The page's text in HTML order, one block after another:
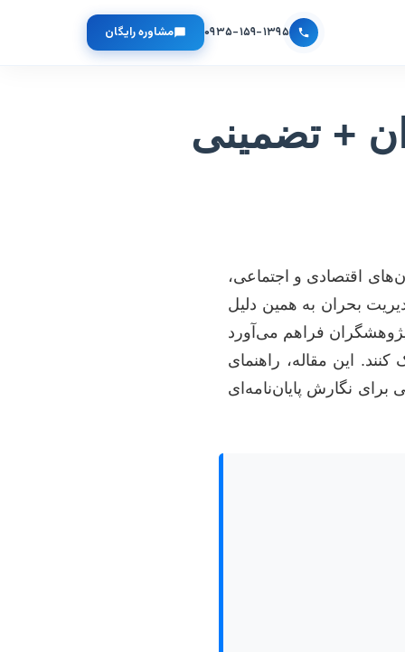
۰۹۳۵-۱۵۹-۱۳۹۵ مشاوره رایگان
+ تضمینی
اقتصادی و اجتماعی،
بحران به همین دلیل
فراهم می‌آورد
این مقاله، راهنمای
نگارش پایان‌نامه‌ای